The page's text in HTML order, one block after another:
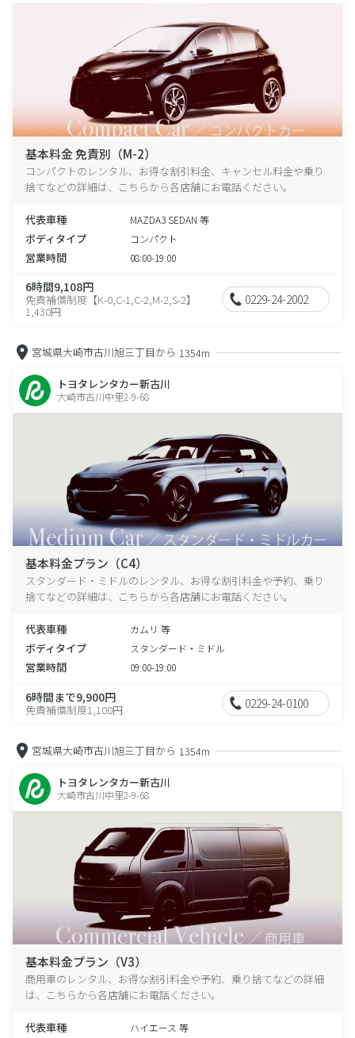
基本料金 免責別（M-2）
コンパクトのレンタル、お得な割引料金、キャンセル料金や乗り
捨てなどの詳細は、こちらから各店舗にお電話ください。
代表車種 MAZDA3 SEDAN 等
ボディタイプ コンパクト
営業時間 08:00-19:00
6時間9,108円
免責補償制度【K-0,C-1,C-2,M-2,S-2】
1,430円
0229-24-2002
宮城県大崎市古川旭三丁目から 1354m
トヨタレンタカー新古川
大崎市古川中里2-9-68
基本料金プラン（C4）
スタンダード・ミドルのレンタル、お得な割引料金や予約、乗り
捨てなどの詳細は、こちらから各店舗にお電話ください。
代表車種 カムリ 等
ボディタイプ スタンダード・ミドル
営業時間 09:00-19:00
6時間まで9,900円
免責補償制度1,100円 0229-24-0100
宮城県大崎市古川旭三丁目から 1354m
トヨタレンタカー新古川
大崎市古川中里2-9-68
基本料金プラン（V3）
商用車のレンタル、お得な割引料金や予約、乗り捨てなどの詳細
は、こちらから各店舗にお電話ください。
代表車種 ハイエース 等